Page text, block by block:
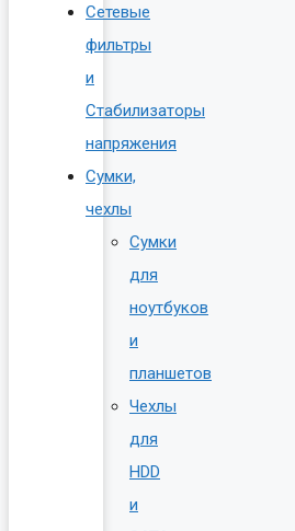
Сетевые
фильтры
и
Стабилизаторы
напряжения
Сумки,
чехлы
Сумки
для
ноутбуков
и
планшетов
Чехлы
для
HDD
и